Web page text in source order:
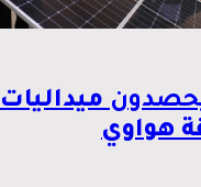
يحصدونميداليات
هواوي